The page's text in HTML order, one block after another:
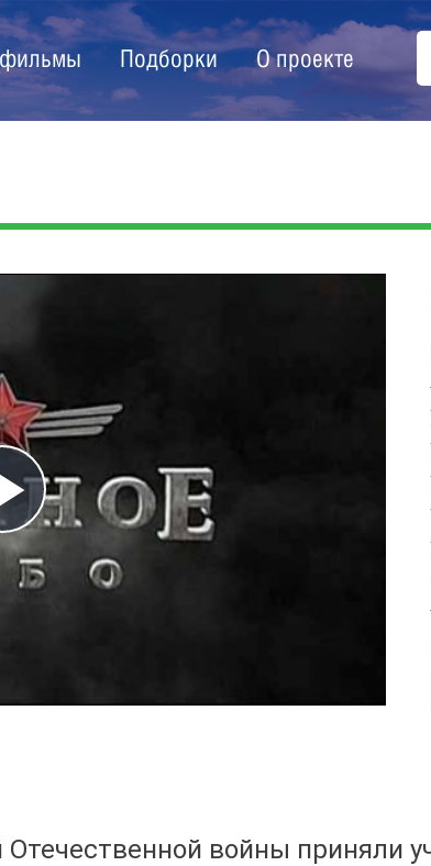
Подборки О проекте
Play
Video
войны приняли